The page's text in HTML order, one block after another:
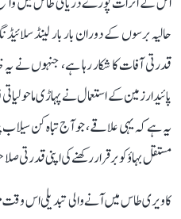
حالیہ برسوں کے دوران بار بار لینڈ
قدرتی آفات کا شکار رہا ہے، جنہوں نے
پائیدار زمین کے استعمال نے پہاڑی
یہ ہے کہ یہی علاقے، جو آج تباہ کن
مستقل بہاؤ کو برقرار رکھنے کی اپنی
کاویری طاس میں آنے والی تبدیلی اس